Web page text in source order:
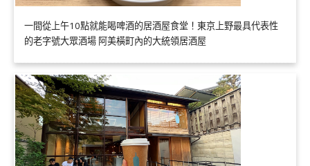
一間從上午10點就能喝啤酒的居酒屋食堂！東京上野最具代表性
的老字號大眾酒場 阿美橫町內的大統領居酒屋